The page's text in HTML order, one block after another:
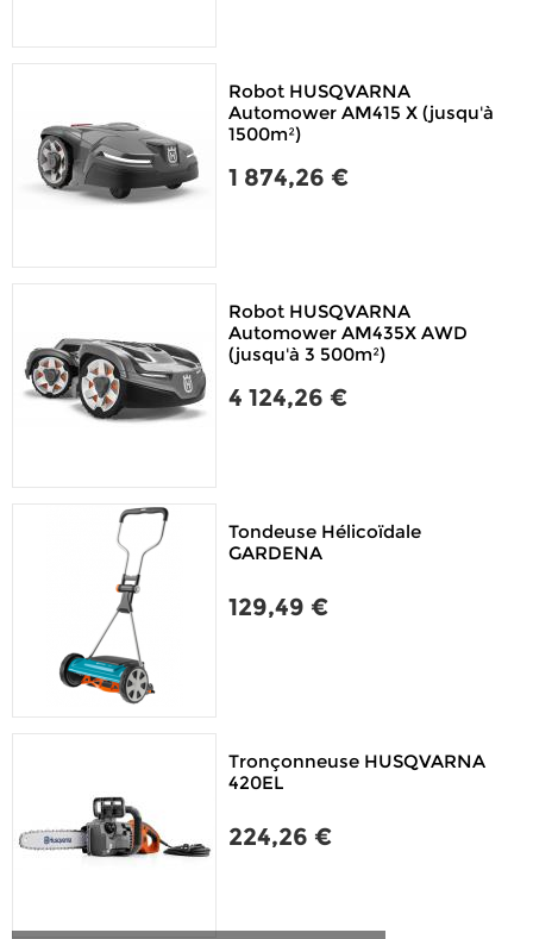
Robot HUSQVARNA
Automower AM415 X (jusqu'à
1500m²)
1 874,26 €
Robot HUSQVARNA
Automower AM435X AWD
(jusqu'à 3 500m²)
4 124,26 €
Tondeuse Hélicoïdale
GARDENA
129,49 €
Tronçonneuse HUSQVARNA
420EL
224,26 €